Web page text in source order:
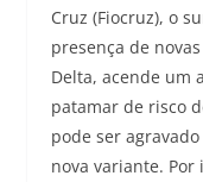
Cruz (Fiocruz), o
presença de
Delta, acende um
patamar de risco
pode ser
nova variante. Por